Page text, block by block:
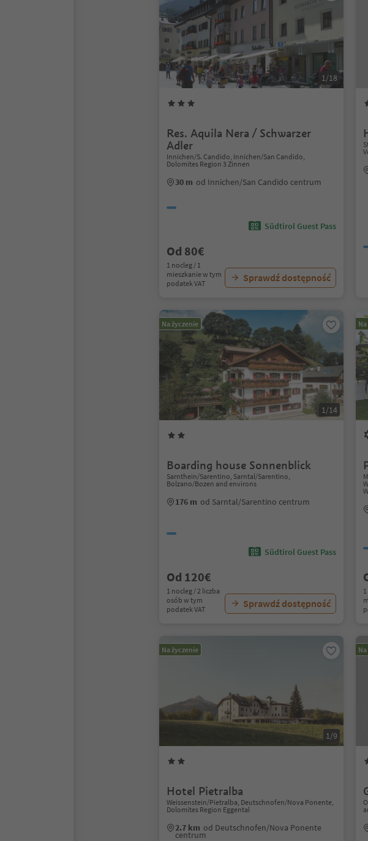
1/18
Res. Aquila Nera / Schwarzer
Adler
Innichen/S. Candido, Innichen/San Candido,
Dolomites Region 3 Zinnen
30 m od Innichen/San Candido centrum
Südtirol Guest Pass
Od 80€
1 nocleg / 1
mieszkanie w tym
podatek VAT
Sprawdź dostępność
Na życzenie
1/14
Boarding house Sonnenblick
Sarnthein/Sarentino, Sarntal/Sarentino,
Bolzano/Bozen and environs
176 m od Sarntal/Sarentino centrum
Südtirol Guest Pass
Od 120€
1 nocleg / 2 liczba
osób w tym
podatek VAT
Sprawdź dostępność
Na życzenie
1/9
Hotel Pietralba
Weissenstein/Pietralba, Deutschnofen/Nova Ponente,
Dolomites Region Eggental
2.7 km od Deutschnofen/Nova Ponente
centrum